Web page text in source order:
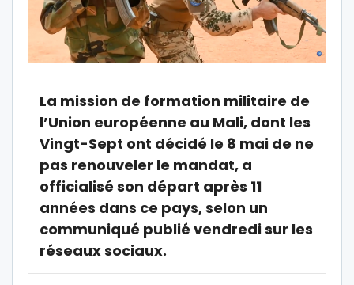
La mission de formation militaire de
l’Union européenne au Mali, dont les
Vingt-Sept ont décidé le 8 mai de ne
pas renouveler le mandat, a
officialisé son départ après 11
années dans ce pays, selon un
communiqué publié vendredi sur les
réseaux sociaux.